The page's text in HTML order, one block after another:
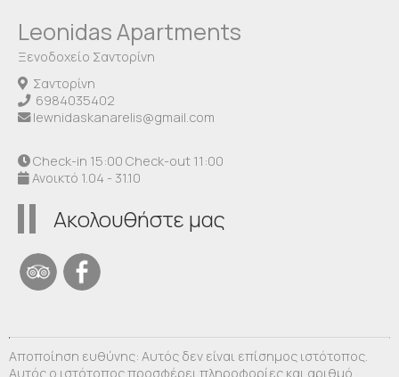
Leonidas Apartments
Ξενοδοχείο Σαντορίνη
Σαντορίνη
6984035402
lewnidaskanarelis@gmail.com
Check-in 15:00 Check-out 11:00
Ανοικτό 1.04 - 31.10
Ακολουθήστε μας
Αποποίηση ευθύνης: Αυτός δεν είναι επίσημος ιστότοπος.
Αυτός ο ιστότοπος προσφέρει πληροφορίες και αριθμό